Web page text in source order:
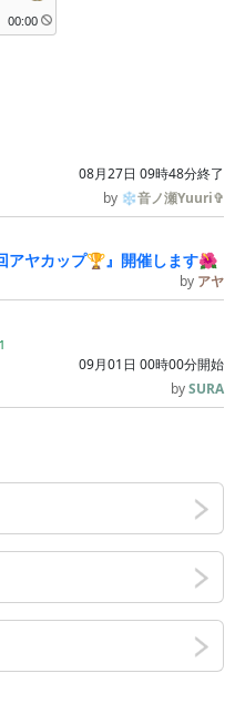
00:00
08月27日 09時48分終了
by ❄音ノ瀬Yuuri✞
アヤカップ🏆』開催します🌺
by アヤ
09月01日 00時00分開始
bySURA